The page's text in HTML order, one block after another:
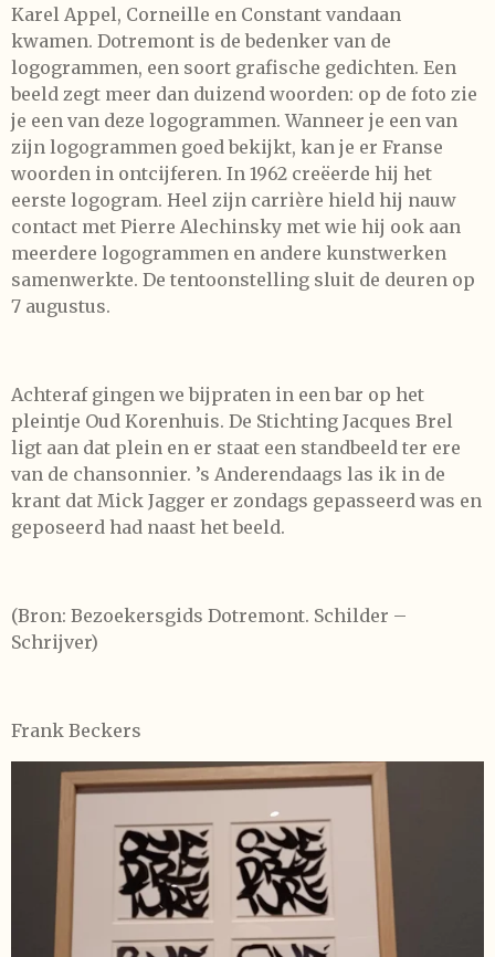
Karel Appel, Corneille en Constant vandaan
kwamen. Dotremont is de bedenker van de
logogrammen, een soort grafische gedichten. Een
beeld zegt meer dan duizend woorden: op de foto zie
je een van deze logogrammen. Wanneer je een van
zijn logogrammen goed bekijkt, kan je er Franse
woorden in ontcijferen. In 1962 creëerde hij het
eerste logogram. Heel zijn carrière hield hij nauw
contact met Pierre Alechinsky met wie hij ook aan
meerdere logogrammen en andere kunstwerken
samenwerkte. De tentoonstelling sluit de deuren op
7 augustus.
Achteraf gingen we bijpraten in een bar op het
pleintje Oud Korenhuis. De Stichting Jacques Brel
ligt aan dat plein en er staat een standbeeld ter ere
van de chansonnier. ’s Anderendaags las ik in de
krant dat Mick Jagger er zondags gepasseerd was en
geposeerd had naast het beeld.
(Bron: Bezoekersgids Dotremont. Schilder –
Schrijver)
Frank Beckers